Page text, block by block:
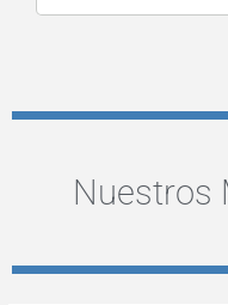
Nuestros